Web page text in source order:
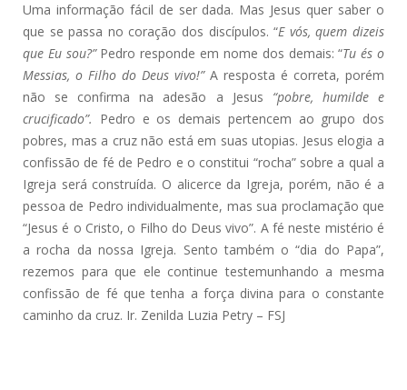
Uma informação fácil de ser dada. Mas Jesus quer saber o
que se passa no coração dos discípulos. “E vós, quem dizeis
que Eu sou?”Pedro responde em nome dos demais: “Tu és o
Messias, o Filho do Deus vivo!”A resposta é correta, porém
não se confirma na adesão a Jesus “pobre, humilde e
crucificado”. Pedro e os demais pertencem ao grupo dos
pobres, mas a cruz não está em suas utopias. Jesus elogia a
confissão de fé de Pedro e o constitui “rocha” sobre a qual a
Igreja será construída. O alicerce da Igreja, porém, não é a
pessoa de Pedro individualmente, mas sua proclamação que
“Jesus é o Cristo, o Filho do Deus vivo”. A fé neste mistério é
a rocha da nossa Igreja. Sento também o “dia do Papa”,
rezemos para que ele continue testemunhando a mesma
confissão de fé que tenha a força divina para o constante
caminho da cruz. Ir. Zenilda Luzia Petry – FSJ